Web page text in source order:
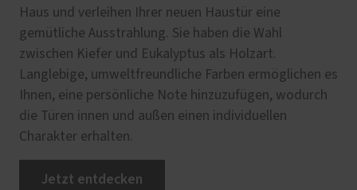
Haus und verleihen Ihrer neuen Haustür eine
gemütliche Ausstrahlung. Sie haben die Wahl
zwischen Kiefer und Eukalyptus als Holzart.
Langlebige, umweltfreundliche Farben ermöglichen es
Ihnen, eine persönliche Note hinzuzufügen, wodurch
die Türen innen und außen einen individuellen
Charakter erhalten.
Jetzt entdecken